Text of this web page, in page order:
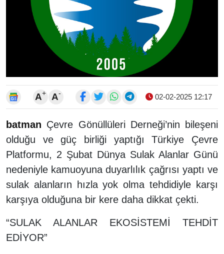
A+ A- 02-02-2025 12:17
batman Çevre Gönüllüleri Derneği’nin bileşeni
olduğu ve güç birliği yaptığı Türkiye Çevre
Platformu, 2 Şubat Dünya Sulak Alanlar Günü
nedeniyle kamuoyuna duyarlılık çağrısı yaptı ve
sulak alanların hızla yok olma tehdidiyle karşı
karşıya olduğuna bir kere daha dikkat çekti.
“SULAK ALANLAR EKOSİSTEMİ TEHDİT
EDİYOR”